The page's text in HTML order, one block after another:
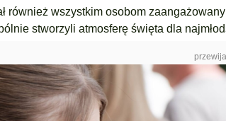
również wszystkim osobom
stworzyli atmosferę święta dla